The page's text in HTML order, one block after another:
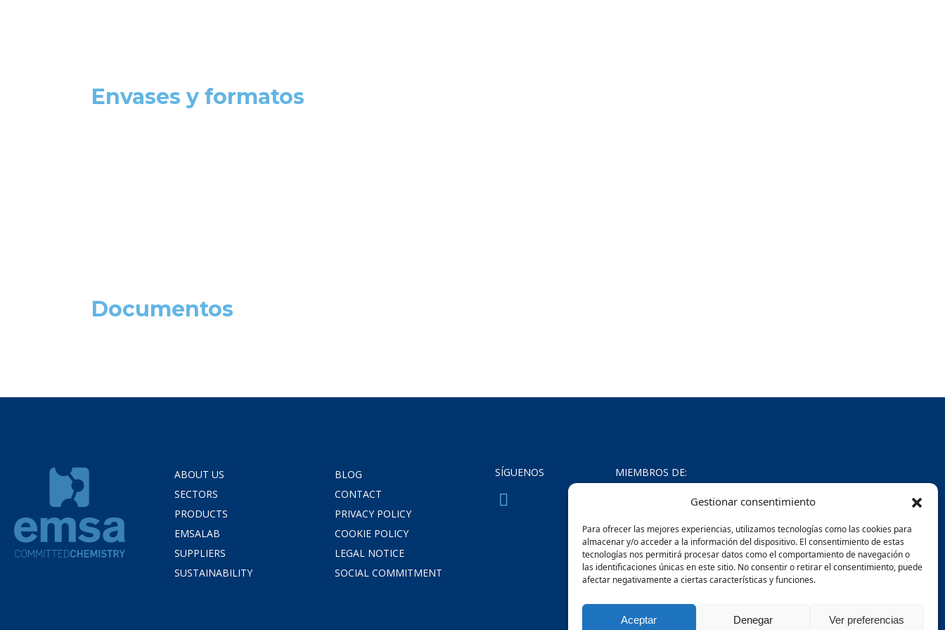
Gestionar consentimiento
Para ofrecer las mejores experiencias, utilizamos tecnologías como las cookies para
almacenar y/o acceder a la información del dispositivo. El consentimiento de estas
tecnologías nos permitirá procesar datos como el comportamiento de navegación o
las identificaciones únicas en este sitio. No consentir o retirar el consentimiento, puede
afectar negativamente a ciertas características y funciones.
Aceptar Denegar Ver preferencias
Envases y formatos
Documentos
ABOUT US
SECTORS
PRODUCTS
EMSALAB
SUPPLIERS
SUSTAINABILITY
BLOG
CONTACT
PRIVACY POLICY
COOKIE POLICY
LEGAL NOTICE
SOCIAL COMMITMENT
SÍGUENOS MIEMBROS DE: